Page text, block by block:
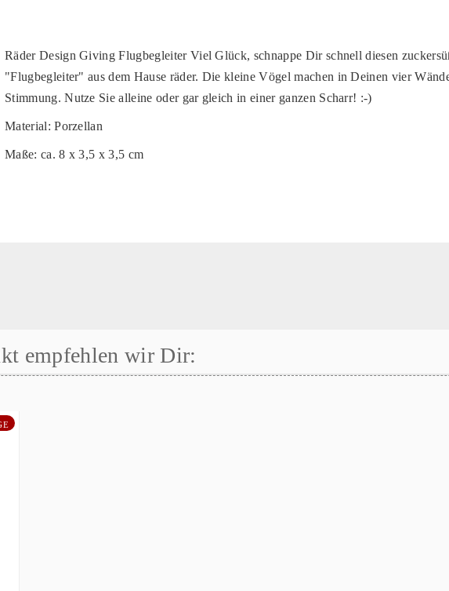
Räder Design Giving Flugbegleiter Viel Glück, schnappe Dir schnell diesen
"Flugbegleiter" aus dem Hause räder. Die kleine Vögel machen in Deinen vier
Stimmung. Nutze Sie alleine oder gar gleich in einer ganzen Scharr! :-)
Material: Porzellan
Maße: ca. 8 x 3,5 x 3,5 cm
empfehlen wir Dir: